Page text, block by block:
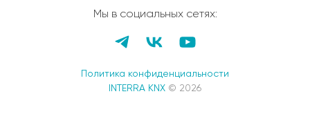
Мы в социальных сетях:
Политика конфиденциальности
INTERRA KNX © 2026